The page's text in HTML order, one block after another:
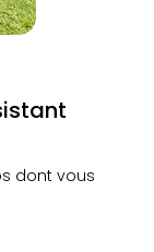
dont vous